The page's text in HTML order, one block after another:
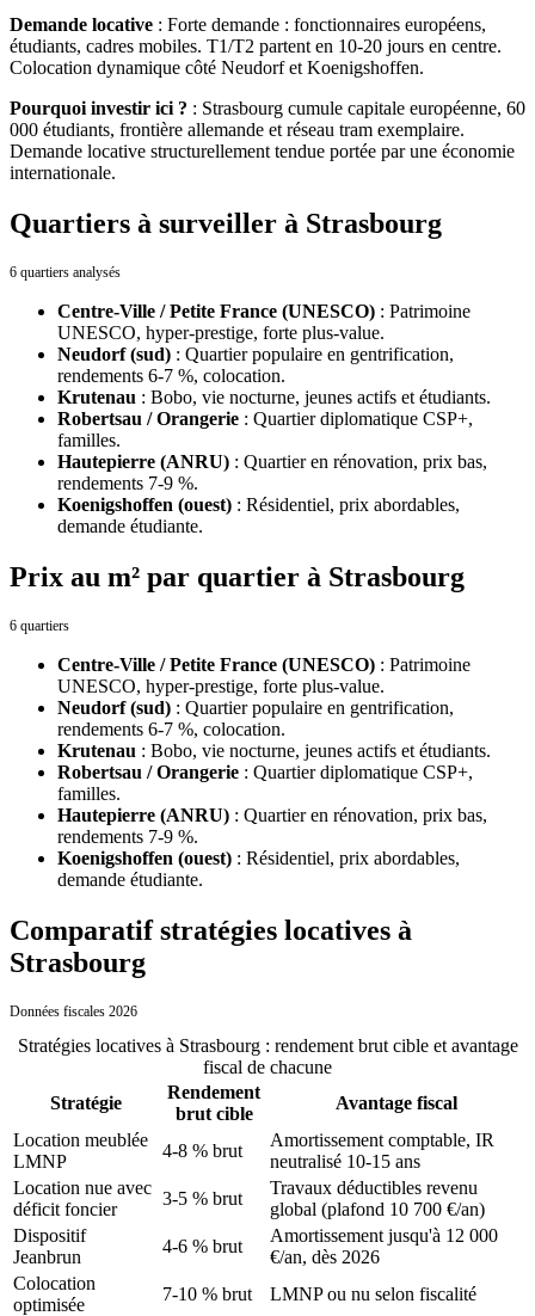
Demande locative : Forte demande : fonctionnaires européens,
étudiants, cadres mobiles. T1/T2 partent en 10-20 jours en centre.
Colocation dynamique côté Neudorf et Koenigshoffen.
Pourquoi investir ici ? : Strasbourg cumule capitale européenne, 60
000 étudiants, frontière allemande et réseau tram exemplaire.
Demande locative structurellement tendue portée par une économie
internationale.
Quartiers à surveiller à Strasbourg
6 quartiers analysés
Centre-Ville / Petite France (UNESCO) : Patrimoine
UNESCO, hyper-prestige, forte plus-value.
Neudorf (sud) : Quartier populaire en gentrification,
rendements 6-7 %, colocation.
Krutenau : Bobo, vie nocturne, jeunes actifs et étudiants.
Robertsau / Orangerie : Quartier diplomatique CSP+,
familles.
Hautepierre (ANRU) : Quartier en rénovation, prix bas,
rendements 7-9 %.
Koenigshoffen (ouest) : Résidentiel, prix abordables,
demande étudiante.
Prix au m² par quartier à Strasbourg
6 quartiers
Centre-Ville / Petite France (UNESCO) : Patrimoine
UNESCO, hyper-prestige, forte plus-value.
Neudorf (sud) : Quartier populaire en gentrification,
rendements 6-7 %, colocation.
Krutenau : Bobo, vie nocturne, jeunes actifs et étudiants.
Robertsau / Orangerie : Quartier diplomatique CSP+,
familles.
Hautepierre (ANRU) : Quartier en rénovation, prix bas,
rendements 7-9 %.
Koenigshoffen (ouest) : Résidentiel, prix abordables,
demande étudiante.
Comparatif stratégies locatives à
Strasbourg
Données fiscales 2026
Stratégies locatives à Strasbourg: rendement brut cible et avantage
fiscal de chacune
Stratégie
Rendement
brut cible
Avantage fiscal
Location meublée
LMNP
4-8 % brut
Amortissement comptable, IR
neutralisé 10-15 ans
Location nue avec
déficit foncier
3-5 % brut
Travaux déductibles revenu
global (plafond 10 700 €/an)
Dispositif
Jeanbrun
4-6 % brut
Amortissement jusqu'à 12 000
€/an, dès 2026
Colocation
optimisée
7-10 % brut LMNP ou nu selon fiscalité